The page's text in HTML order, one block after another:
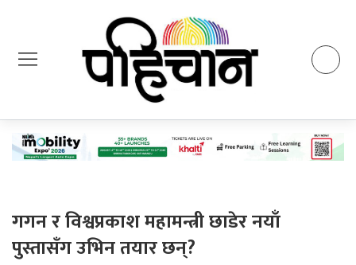
गगन र विश्वप्रकाश महामन्त्री छाडेर नयाँ
पुस्तासँग उभिन तयार छन्?